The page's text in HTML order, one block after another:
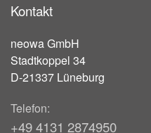
Kontakt
neowa GmbH
Stadtkoppel 34
D-21337 Lüneburg
Telefon:
+49 4131 2874950